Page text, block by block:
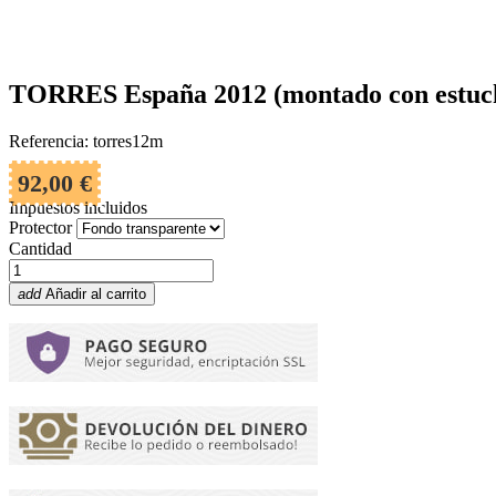
TORRES España 2012 (montado con
Referencia: torres12m
92,00 €
Impuestos incluidos
Protector
Cantidad
add Añadir al carrito